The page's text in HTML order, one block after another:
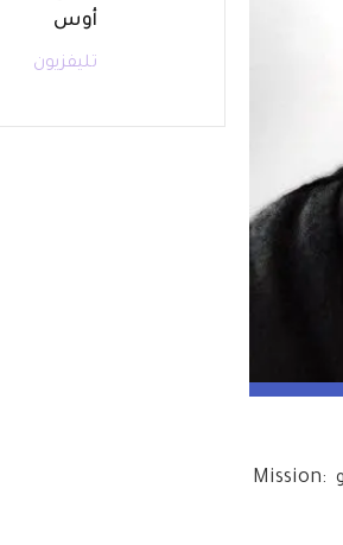
يعد إنتظار طويل من الجمهور، تم الكشف عن الإسم الجديد للجزء الثامن من سلسلة "مهمة مستحيلة"، وهو Mission:
أوس
تليفزيون